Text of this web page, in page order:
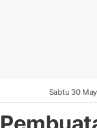
Sabtu 30